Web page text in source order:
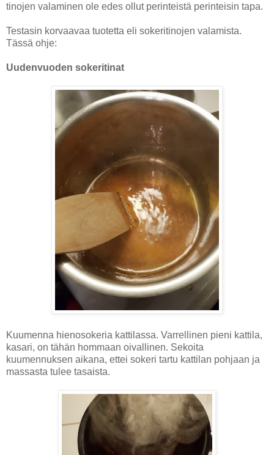
tinojen valaminen ole edes ollut perinteistä perinteisin tapa.
Testasin korvaavaa tuotetta eli sokeritinojen valamista.
Tässä ohje:
Uudenvuoden sokeritinat
Kuumenna hienosokeria kattilassa. Varrellinen pieni kattila,
kasari, on tähän hommaan oivallinen. Sekoita
kuumennuksen aikana, ettei sokeri tartu kattilan pohjaan ja
massasta tulee tasaista.